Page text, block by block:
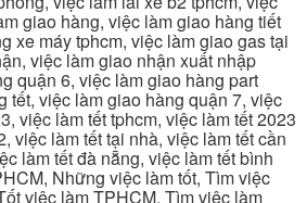
giao hàng, việc làm giao hàng tiết
xe máy tphcm, việc làm giao gas tại
việc làm giao nhận xuất nhập
quận 6, việc làm giao hàng part
tết, việc làm giao hàng quận 7, việc
việc làm tết tphcm, việc làm tết 2023
việc làm tết tại nhà, việc làm tết cần
làm tết đà nẵng, việc làm tết bình
Những việc làm tốt, Tìm việc
việc làm TPHCM, Tìm việc làm